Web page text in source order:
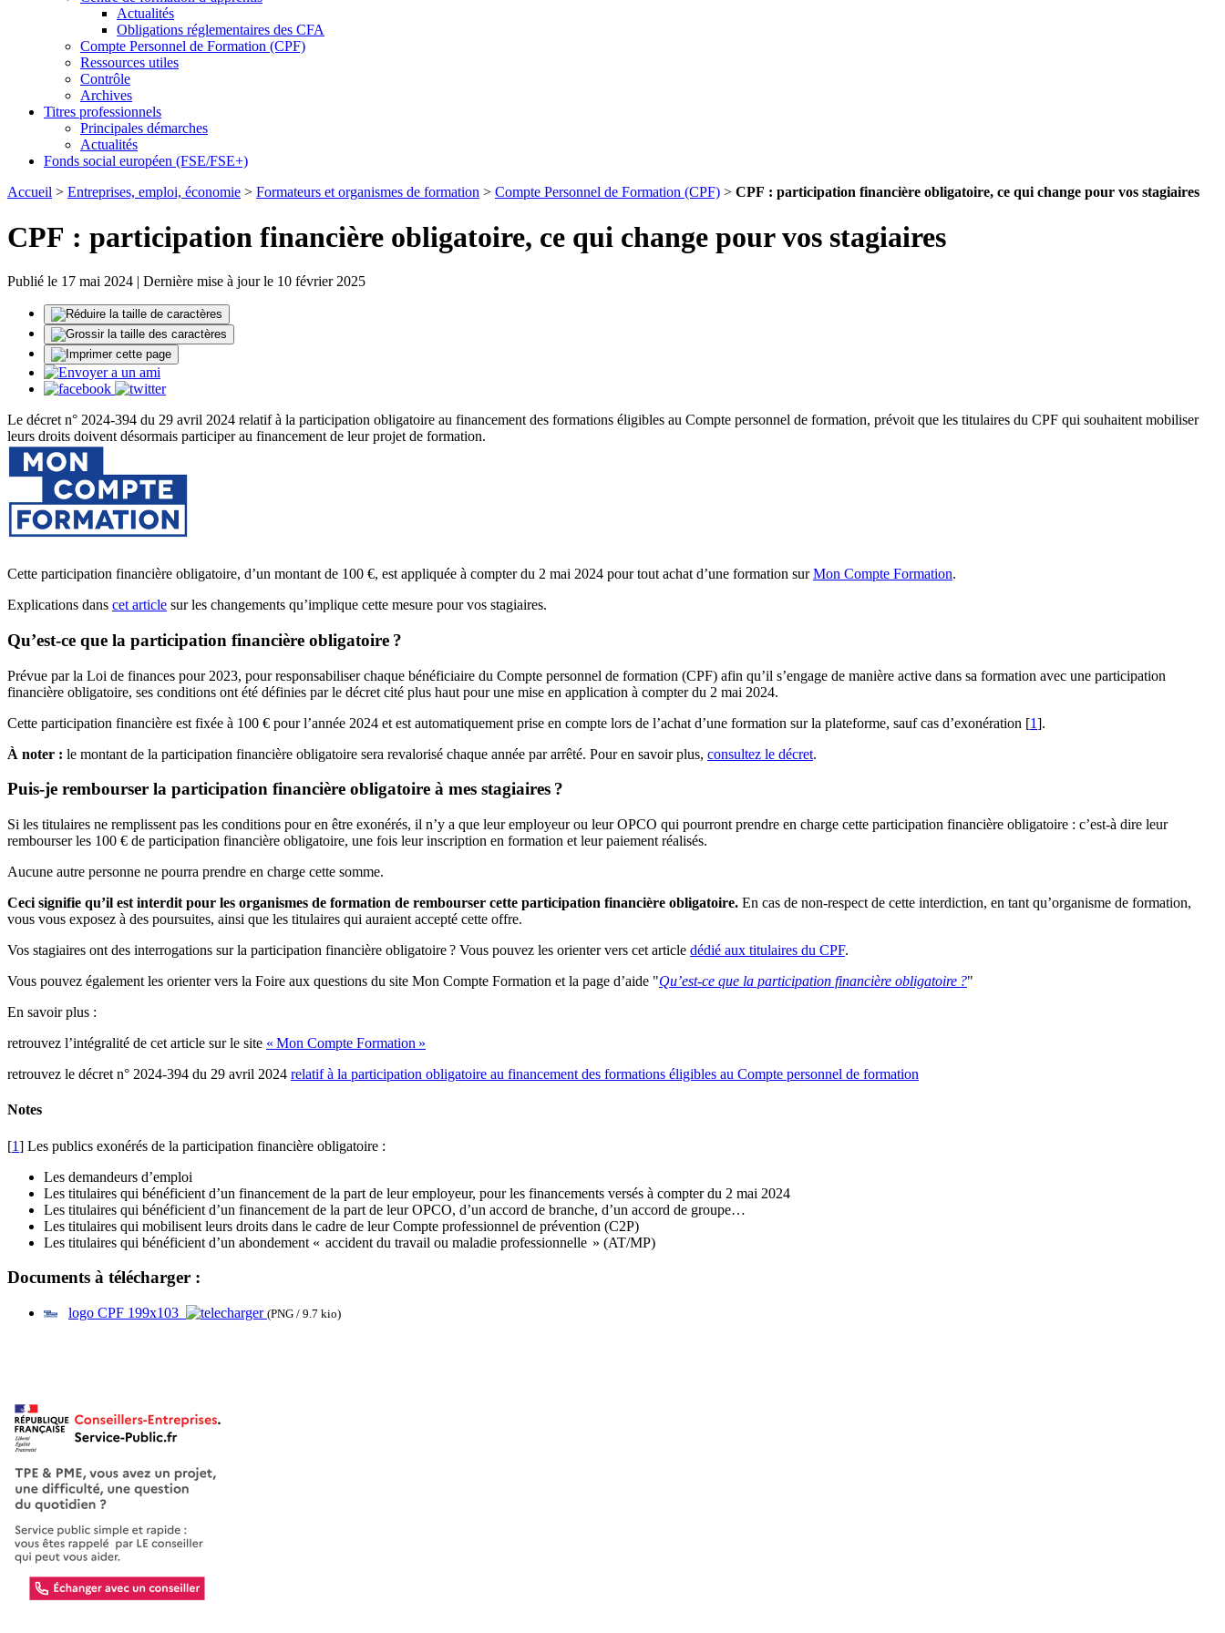
Actualités
Obligations réglementaires des CFA
Compte Personnel de Formation (CPF)
Ressources utiles
Contrôle
Archives
Titres professionnels
Principales démarches
Actualités
Fonds social européen (FSE/FSE+)
Accueil > Entreprises, emploi, économie > Formateurs et organismes de formation > Compte Personnel de Formation (CPF) > CPF : participation financière obligatoire, ce qui change pour vos stagiaires
CPF : participation financière obligatoire, ce qui change pour vos stagiaires
Publié le 17 mai 2024 | Dernière mise à jour le 10 février 2025
Le décret n° 2024-394 du 29 avril 2024 relatif à la participation obligatoire au financement des formations éligibles au Compte personnel de formation, prévoit que les titulaires du CPF qui souhaitent mobiliser
leurs droits doivent désormais participer au financement de leur projet de formation.
Cette participation financière obligatoire, d’un montant de 100 €, est appliquée à compter du 2 mai 2024 pour tout achat d’une formation surMon Compte Formation.
Explications dans cet article sur les changements qu’implique cette mesure pour vos stagiaires.
Qu’est-ce que la participation financière obligatoire ?
Prévue par la Loi de finances pour 2023, pour responsabiliser chaque bénéficiaire du Compte personnel de formation (CPF) afin qu’il s’engage de manière active dans sa formation avec une participation
financière obligatoire, ses conditions ont été définies par le décret cité plus haut pour une mise en application à compter du 2 mai 2024.
Cette participation financière est fixée à 100 € pour l’année 2024 et est automatiquement prise en compte lors de l’achat d’une formation sur la plateforme, sauf cas d’exonération [1].
À noter : le montant de la participation financière obligatoire sera revalorisé chaque année par arrêté. Pour en savoir plus, consultez le décret.
Puis-je rembourser la participation financière obligatoire à mes stagiaires ?
Si les titulaires ne remplissent pas les conditions pour en être exonérés, il n’y a que leur employeur ou leur OPCO qui pourront prendre en charge cette participation financière obligatoire : c’est-à dire leur
rembourser les 100 € de participation financière obligatoire, une fois leur inscription en formation et leur paiement réalisés.
Aucune autre personne ne pourra prendre en charge cette somme.
Ceci signifie qu’il est interdit pour les organismes de formation de rembourser cette participation financière obligatoire. En cas de non-respect de cette interdiction, en tant qu’organisme de formation,
vous vous exposez à des poursuites, ainsi que les titulaires qui auraient accepté cette offre.
Vos stagiaires ont des interrogations sur la participation financière obligatoire? Vous pouvez les orienter vers cet article dédié aux titulaires du CPF.
Vous pouvez également les orienter vers la Foire aux questions du site Mon Compte Formation et la page d’aide "Qu’est-ce que la participation financière obligatoire ?"
En savoir plus :
retrouvez l’intégralité de cet article sur le site « Mon Compte Formation »
retrouvez le décret n° 2024-394 du 29 avril 2024 relatif à la participation obligatoire au financement des formations éligibles au Compte personnel de formation
Notes
[1] Les publics exonérés de la participation financière obligatoire :
Les demandeurs d’emploi
Les titulaires qui bénéficient d’un financement de la part de leur employeur, pour les financements versés à compter du 2 mai 2024
Les titulaires qui bénéficient d’un financement de la part de leur OPCO, d’un accord de branche, d’un accord de groupe…
Les titulaires qui mobilisent leurs droits dans le cadre de leur Compte professionnel de prévention (C2P)
Les titulaires qui bénéficient d’un abondement « accident du travail ou maladie professionnelle » (AT/MP)
Documents à télécharger :
logo CPF 199x103 (PNG / 9.7 kio)